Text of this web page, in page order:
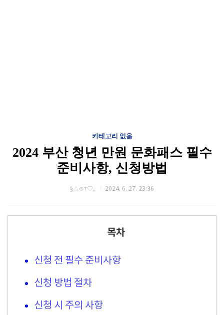
카테고리 없음
2024 부산 청년 만원 문화패스 필수
준비사항, 신청방법
§△⊙†♡, 2024. 6. 27. 23:36
목차
신청 전 필수 준비사항
신청 방법 절차
신청 시 주의 사항